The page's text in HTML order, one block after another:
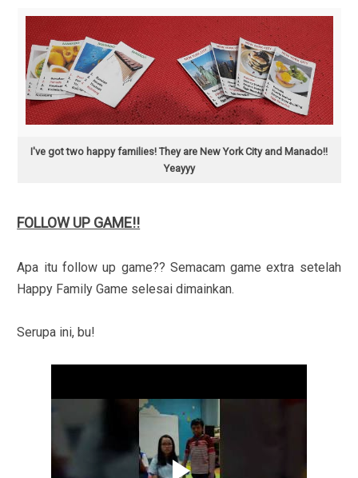
I've got two happy families! They are New York City and Manado!!
Yeayyy
FOLLOW UP GAME!!
Apa itu follow up game?? Semacam game extra setelah
Happy Family Game selesai dimainkan.
Serupa ini, bu!